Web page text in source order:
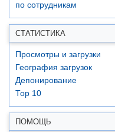
по сотрудникам
СТАТИСТИКА
Просмотры и загрузки
География загрузок
Депонирование
Top 10
ПОМОЩЬ